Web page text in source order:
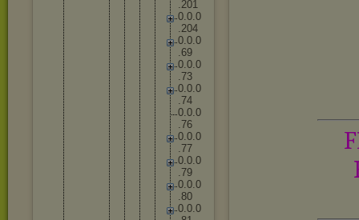
.201
0.0.0
.204
0.0.0
.69
0.0.0
.73
0.0.0
.74
0.0.0
.76
0.0.0
.77
0.0.0
.79
0.0.0
.80
0.0.0